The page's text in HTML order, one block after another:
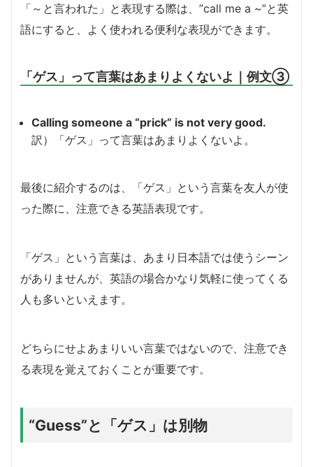
「～と言われた」と表現する際は、”call me a ~”と英
語にすると、よく使われる便利な表現ができます。
「ゲス」って言葉はあまりよくないよ｜例文③
Calling someone a “prick” is not very good.
訳）「ゲス」って言葉はあまりよくないよ。
最後に紹介するのは、「ゲス」という言葉を友人が使
った際に、注意できる英語表現です。
「ゲス」という言葉は、あまり日本語では使うシーン
がありませんが、英語の場合かなり気軽に使ってくる
人も多いといえます。
どちらにせよあまりいい言葉ではないので、注意でき
る表現を覚えておくことが重要です。
“Guess”と「ゲス」は別物